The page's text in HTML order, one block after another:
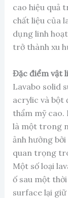
cao hiệu quả
chất liệu của
dụng linh
trở thành xu
Đặc điểm vật
Lavabo solid
acrylic và bột
thẩm mỹ cao.
là một trong
ảnh hưởng
quan trọng
Một số loại
ố sau một
surface lại